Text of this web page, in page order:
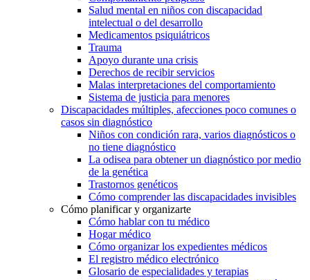
Salud mental en niños con discapacidad
intelectual o del desarrollo
Medicamentos psiquiátricos
Trauma
Apoyo durante una crisis
Derechos de recibir servicios
Malas interpretaciones del comportamiento
Sistema de justicia para menores
Discapacidades múltiples, afecciones poco comunes o
casos sin diagnóstico
Niños con condición rara, varios diagnósticos o
no tiene diagnóstico
La odisea para obtener un diagnóstico por medio
de la genética
Trastornos genéticos
Cómo comprender las discapacidades invisibles
Cómo planificar y organizarte
Cómo hablar con tu médico
Hogar médico
Cómo organizar los expedientes médicos
El registro médico electrónico
Glosario de especialidades y terapias